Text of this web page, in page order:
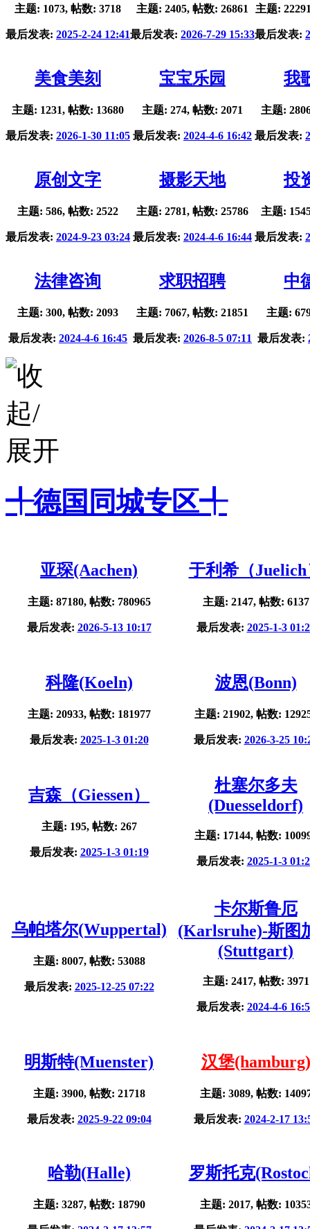
主题: 1073, 帖数: 3718
最后发表: 2025-2-24 12:41
主题: 2405, 帖数: 26861
最后发表: 2026-7-29 15:33
主题:
最后发表:
美食美刻
主题: 1231, 帖数: 13680
最后发表: 2026-1-30 11:05
宝宝乐园
主题: 274, 帖数: 2071
最后发表: 2024-4-6 16:42
我
主题:
最后发表:
原创文字
主题: 586, 帖数: 2522
最后发表: 2024-9-23 03:24
摄影天地
主题: 2781, 帖数: 25786
最后发表: 2024-4-6 16:44
投
主题:
最后发表:
法律咨询
主题: 300, 帖数: 2093
最后发表: 2024-4-6 16:45
求职招聘
主题: 7067, 帖数: 21851
最后发表: 2026-8-5 07:11
中
主题:
最后发表:
╃德国同城专区╃
亚琛(Aachen)
主题: 87180, 帖数: 780965
最后发表: 2026-5-13 10:17
于利希（Juelich
主题: 2147, 帖数: 6137
最后发表: 2025-1-3
科隆(Koeln)
主题: 20933, 帖数: 181977
最后发表: 2025-1-3 01:20
波恩(Bonn)
主题: 21902, 帖数:
最后发表: 2026-3-25
吉森（Giessen）
主题: 195, 帖数: 267
最后发表: 2025-1-3 01:19
杜塞尔多夫
(Duesseldorf)
主题: 17144, 帖数:
最后发表: 2025-1-3
乌帕塔尔(Wuppertal)
主题: 8007, 帖数: 53088
最后发表: 2025-12-25 07:22
卡尔斯鲁厄
(Karlsruhe)-斯图
(Stuttgart)
主题: 2417, 帖数: 3971
最后发表: 2024-4-6
明斯特(Muenster)
主题: 3900, 帖数: 21718
最后发表: 2025-9-22 09:04
汉堡(hamburg)
主题: 3089, 帖数:
最后发表: 2024-2-17
哈勒(Halle)
主题: 3287, 帖数: 18790
罗斯托克
主题: 2017, 帖数: